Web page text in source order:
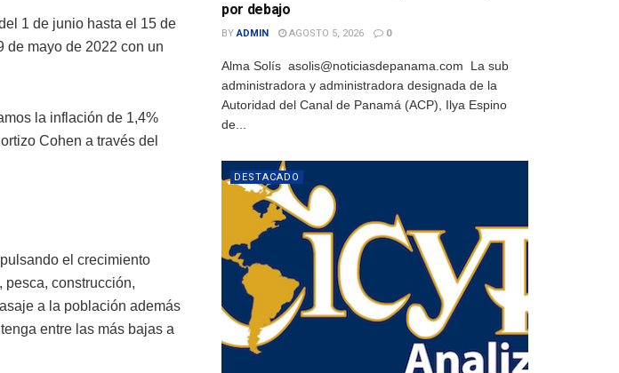
1 de junio hasta el 15 de
de mayo de 2022 con un
la inflación de 1,4%
Cohen a través del
el crecimiento
pesca, construcción,
a la población además
entre las más bajas a
por debajo
BY ADMIN AGOSTO 5, 2026 0
Alma Solís asolis@noticiasdepanama.com La sub
administradora y administradora designada de la
Autoridad del Canal de Panamá (ACP), Ilya Espino
de...
DESTACADO